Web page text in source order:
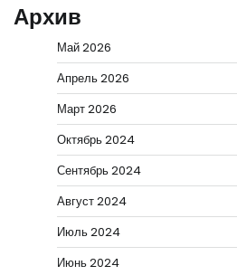
Архив
Май 2026
Апрель 2026
Март 2026
Октябрь 2024
Сентябрь 2024
Август 2024
Июль 2024
Июнь 2024